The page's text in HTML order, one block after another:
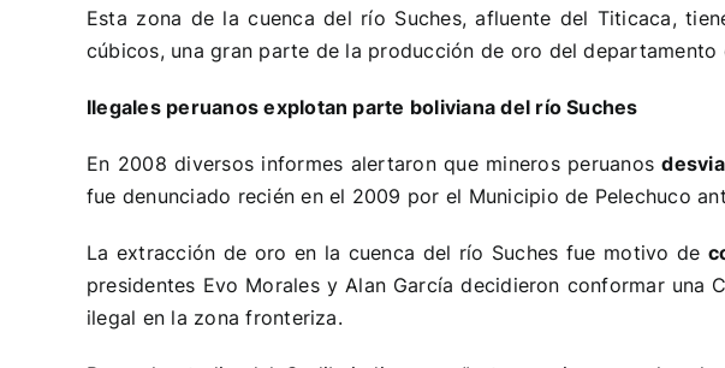
Esta zona de la cuenca del río Suches, afluente del Titicaca,
cúbicos, una gran parte de la producción de oro del departamento
Ilegales peruanos explotan parte boliviana del río Suches
En 2008 diversos informes alertaron que mineros peruanos
fue denunciado recién en el 2009 por el Municipio de Pelechuco
La extracción de oro en la cuenca del río Suches fue motivo de
presidentes Evo Morales y Alan García decidieron conformar una
ilegal en la zona fronteriza.